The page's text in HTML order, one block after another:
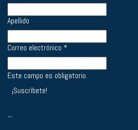
Apellido
Correo electrónico *
Este campo es obligatorio.
--